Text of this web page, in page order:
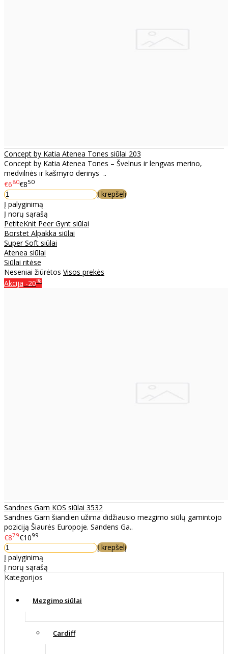
Concept by Katia Atenea Tones siūlai 203
Concept by Katia Atenea Tones – Švelnus ir lengvas merino,
medvilnės ir kašmyro derinys ..
€680€850
Į krepšelį
Į palyginimą
Į norų sąrašą
PetiteKnit Peer Gynt siūlai
Borstet Alpakka siūlai
Super Soft siūlai
Atenea siūlai
Siūlai ritėse
Neseniai žiūrėtos Visos prekės
Akcija -20%
Sandnes Garn KOS siūlai 3532
Sandnes Garn šiandien užima didžiausio mezgimo siūlų gamintojo
poziciją Šiaurės Europoje. Sandens Ga..
€879€1099
Į krepšelį
Į palyginimą
Į norų sąrašą
Kategorijos
Mezgimo siūlai
Cardiff